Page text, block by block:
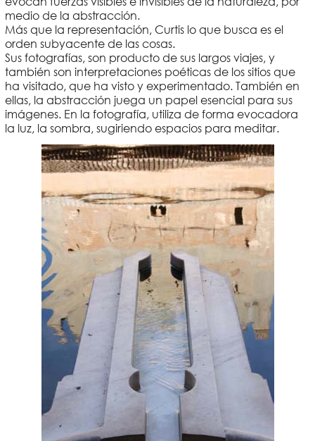
medio de la abstracción.
Más que la representación, Curtis lo que busca es el
orden subyacente de las cosas.
Sus fotografías, son producto de sus largos viajes, y
también son interpretaciones poéticas de los sitios que
ha visitado, que ha visto y experimentado. También en
ellas, la abstracción juega un papel esencial para sus
imágenes. En la fotografía, utiliza de forma evocadora
la luz, la sombra, sugiriendo espacios para meditar.